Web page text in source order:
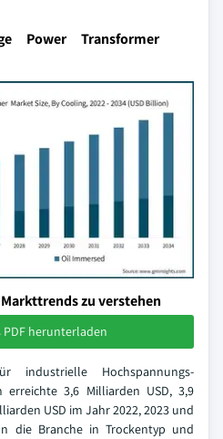
Power Transformer
zu verstehen
PDF herunterladen
Hochspannungs-
erreichte 3,6 Milliarden USD, 3,9
USD im Jahr 2022, 2023 und
die Branche in Trockentyp und